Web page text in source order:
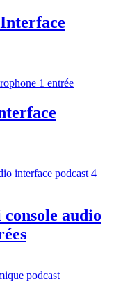
audio